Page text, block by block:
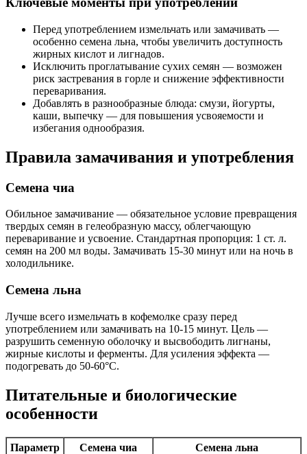
Перед употреблением измельчать или замачивать —
особенно семена льна, чтобы увеличить доступность
жирных кислот и лигнадов.
Исключить проглатывание сухих семян — возможен
риск застревания в горле и снижение эффективности
переваривания.
Добавлять в разнообразные блюда: смузи, йогурты,
каши, выпечку — для повышения усвояемости и
избегания однообразия.
Правила замачивания и употребления
Семена чиа
Обильное замачивание — обязательное условие превращения
твердых семян в гелеобразную массу, облегчающую
переваривание и усвоение. Стандартная пропорция: 1 ст. л.
семян на 200 мл воды. Замачивать 15-30 минут или на ночь в
холодильнике.
Семена льна
Лучше всего измельчать в кофемолке сразу перед
употреблением или замачивать на 10-15 минут. Цель —
разрушить семенную оболочку и высвободить лигнаны,
жирные кислоты и ферменты. Для усиления эффекта —
подогревать до 50-60°C.
Питательные и биологические
особенности
Параметр Семена чиа Семена льна